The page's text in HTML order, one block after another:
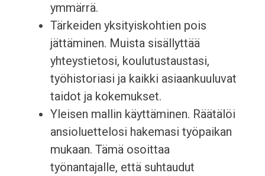
ymmärrä.
Tärkeiden yksityiskohtien pois
jättäminen. Muista sisällyttää
yhteystietosi, koulutustaustasi,
työhistoriasi ja kaikki asiaankuuluvat
taidot ja kokemukset.
Yleisen mallin käyttäminen. Räätälöi
ansioluettelosi hakemasi työpaikan
mukaan. Tämä osoittaa
työnantajalle, että suhtaudut